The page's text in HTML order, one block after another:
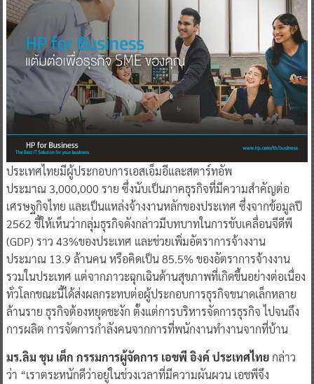
ประเทศไทยมีผู้ประกอบการเอสเอ็มอีและสตาร์ทอัพ
ประมาณ 3,000,000 ราย ซึ่งนับเป็นภาคธุรกิจที่มีความสำคัญต่อ
เศรษฐกิจไทย และเป็นแหล่งจ้างงานหลักของประเทศ ซึ่งจากข้อมูลปี
2562 ชี้ให้เห็นว่ากลุ่มธุรกิจดังกล่าวมีบทบาทในการขับเคลื่อนจีดีพี
(GDP) ราว 43%ของประเทศ และช่วยเพิ่มอัตราการจ้างงาน
ประมาณ 13.9 ล้านคน หรือคิดเป็น 85.5% ของอัตราการจ้างงาน
รวมในประเทศ แต่จากภาวะฉุกเฉินด้านสุขภาพที่เกิดขึ้นอย่างต่อเนื่อง
ทั่วโลกขณะนี้ได้ส่งผลกระทบต่อผู้ประกอบการธุรกิจขนาดเล็กหลาย
ล้านราย ธุรกิจต้องหยุดชะงัก ตั้งแต่การบริหารจัดการธุรกิจ ไปจนถึง
การผลิต การจัดการกำลังคนจากการที่พนักงานทำงานจากที่บ้าน
มร.ลิม ชุน เต็ก กรรมการผู้จัดการ เอชพี อิงค์ ประเทศไทยกล่าว
ว่า “เราตระหนักดีว่าอยู่ในช่วงเวลาที่มีความผันผวน เอชพีจึง